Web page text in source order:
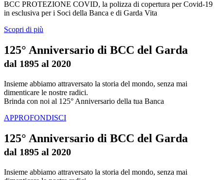
BCC PROTEZIONE COVID, la polizza di copertura per Covid-19
in esclusiva per i Soci della Banca e di Garda Vita
Scopri di più
125° Anniversario di BCC del Garda
dal 1895 al 2020
Insieme abbiamo attraversato la storia del mondo, senza mai
dimenticare le nostre radici.
Brinda con noi al 125° Anniversario della tua Banca
APPROFONDISCI
125° Anniversario di BCC del Garda
dal 1895 al 2020
Insieme abbiamo attraversato la storia del mondo, senza mai